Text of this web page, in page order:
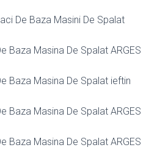
De Baza Masini De Spalat
Baza Masina De Spalat ARGES
Baza Masina De Spalat ieftin
Baza Masina De Spalat ARGES
Baza Masina De Spalat ARGES